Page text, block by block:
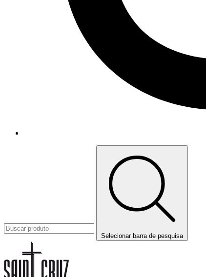
Selecionar barra de pesquisa